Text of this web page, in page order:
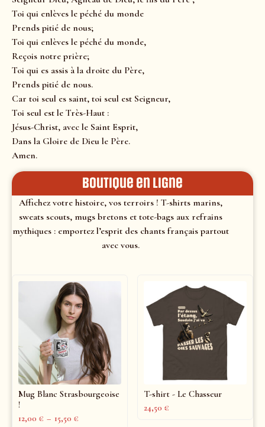
Toi qui enlèves le péché du monde
Prends pitié de nous;
Toi qui enlèves le péché du monde,
Reçois notre prière;
Toi qui es assis à la droite du Père,
Prends pitié de nous.
Car toi seul es saint, toi seul est Seigneur,
Toi seul est le Très-Haut :
Jésus-Christ, avec le Saint Esprit,
Dans la Gloire de Dieu le Père.
Amen.
Boutique en ligne
Affichez votre histoire, vos terroirs ! T-shirts marins,
sweats scouts, mugs bretons et tote-bags aux refrains
mythiques : emportez l’esprit des chants français partout
avec vous.
Mug Blanc Strasbourgeoise
!
12,00 € – 15,50 €
T-shirt - Le Chasseur
24,50 €